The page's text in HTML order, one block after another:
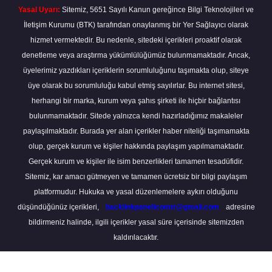
Yasal Uyarı: Sitemiz, 5651 Sayılı Kanun gereğince Bilgi Teknolojileri ve
İletişim Kurumu (BTK) tarafından onaylanmış bir Yer Sağlayıcı olarak
hizmet vermektedir. Bu nedenle, sitedeki içerikleri proaktif olarak
denetleme veya araştırma yükümlülüğümüz bulunmamaktadır. Ancak,
üyelerimiz yazdıkları içeriklerin sorumluluğunu taşımakta olup, siteye
üye olarak bu sorumluluğu kabul etmiş sayılırlar. Bu internet sitesi,
herhangi bir marka, kurum veya şahıs şirketi ile hiçbir bağlantısı
bulunmamaktadır. Sitede yalnızca kendi hazırladığımız makaleler
paylaşılmaktadır. Burada yer alan içerikler haber niteliği taşımamakta
olup, gerçek kurum ve kişiler hakkında paylaşım yapılmamaktadır.
Gerçek kurum ve kişiler ile isim benzerlikleri tamamen tesadüfidir.
Sitemiz, kar amacı gütmeyen ve tamamen ücretsiz bir bilgi paylaşım
platformudur. Hukuka ve yasal düzenlemelere aykırı olduğunu
düşündüğünüz içerikleri,
backlinkpanelicomtr@gmail.com
adresine
bildirmeniz halinde, ilgili içerikler yasal süre içerisinde sitemizden
kaldırılacaktır.